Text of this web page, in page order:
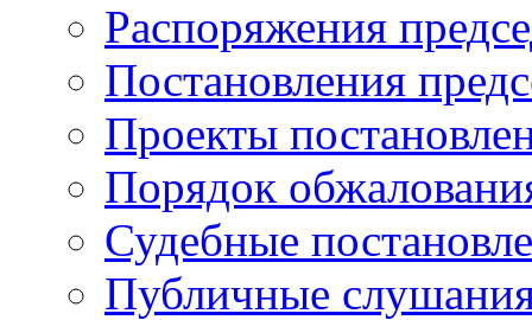
Распоряжения
Постановления
Проекты
Порядок
Судебные
Публичные